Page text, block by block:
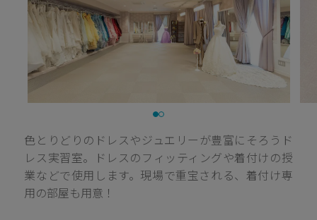
色とりどりのドレスやジュエリーが豊富にそろうド
レス実習室。ドレスのフィッティングや着付けの授
業などで使用します。現場で重宝される、着付け専
用の部屋も用意！